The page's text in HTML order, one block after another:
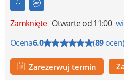
Zamknięte Otwarte od 11:00
Ocena6.0 (89
Zarezerwuj termin